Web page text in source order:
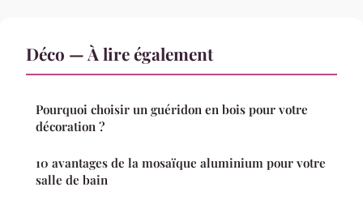
Déco — À lire également
Pourquoi choisir un guéridon en bois pour votre
décoration ?
10 avantages de la mosaïque aluminium pour votre
salle de bain